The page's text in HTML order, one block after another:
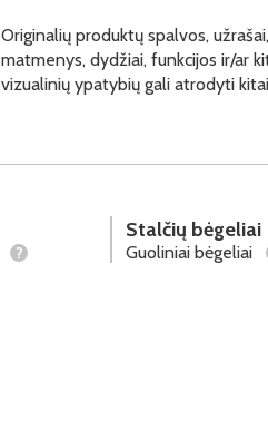
Originalių produktų spalvos,
matmenys, dydžiai, funkcijos ir/ar
vizualinių ypatybių gali atrodyti
?
Stalčių bėgeliai
Guoliniai bėgeliai